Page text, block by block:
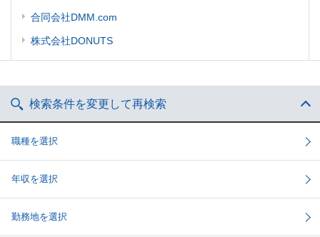
合同会社DMM.com
株式会社DONUTS
検索条件を変更して再検索
職種を選択
年収を選択
勤務地を選択